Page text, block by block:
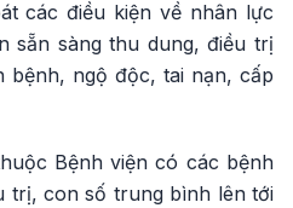
các điều kiện về nhân lực
sẵn sàng thu dung, điều trị
ngộ độc, tai nạn, cấp
Bệnh viện có các bệnh
trị, con số trung bình lên tới